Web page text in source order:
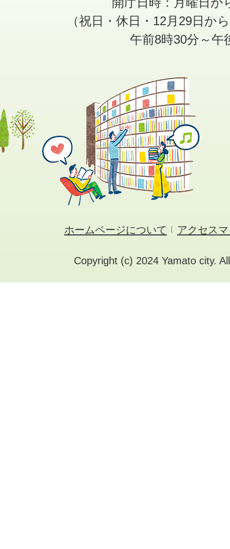
（祝日・休日・12月29日か
午前8時30分～午
ホームページについて アクセス
Copyright (c) 2024 Yamato city.